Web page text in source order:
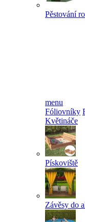
Pěstování
menu
Fóliovníky
Květináče
Pískoviště
Závěsy do